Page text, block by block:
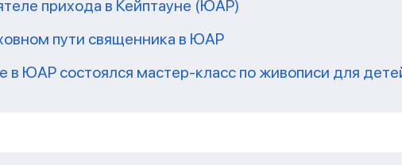
прихода в Кейптауне (ЮАР)
пути священника в ЮАР
в ЮАР состоялся мастер-класс по живописи для